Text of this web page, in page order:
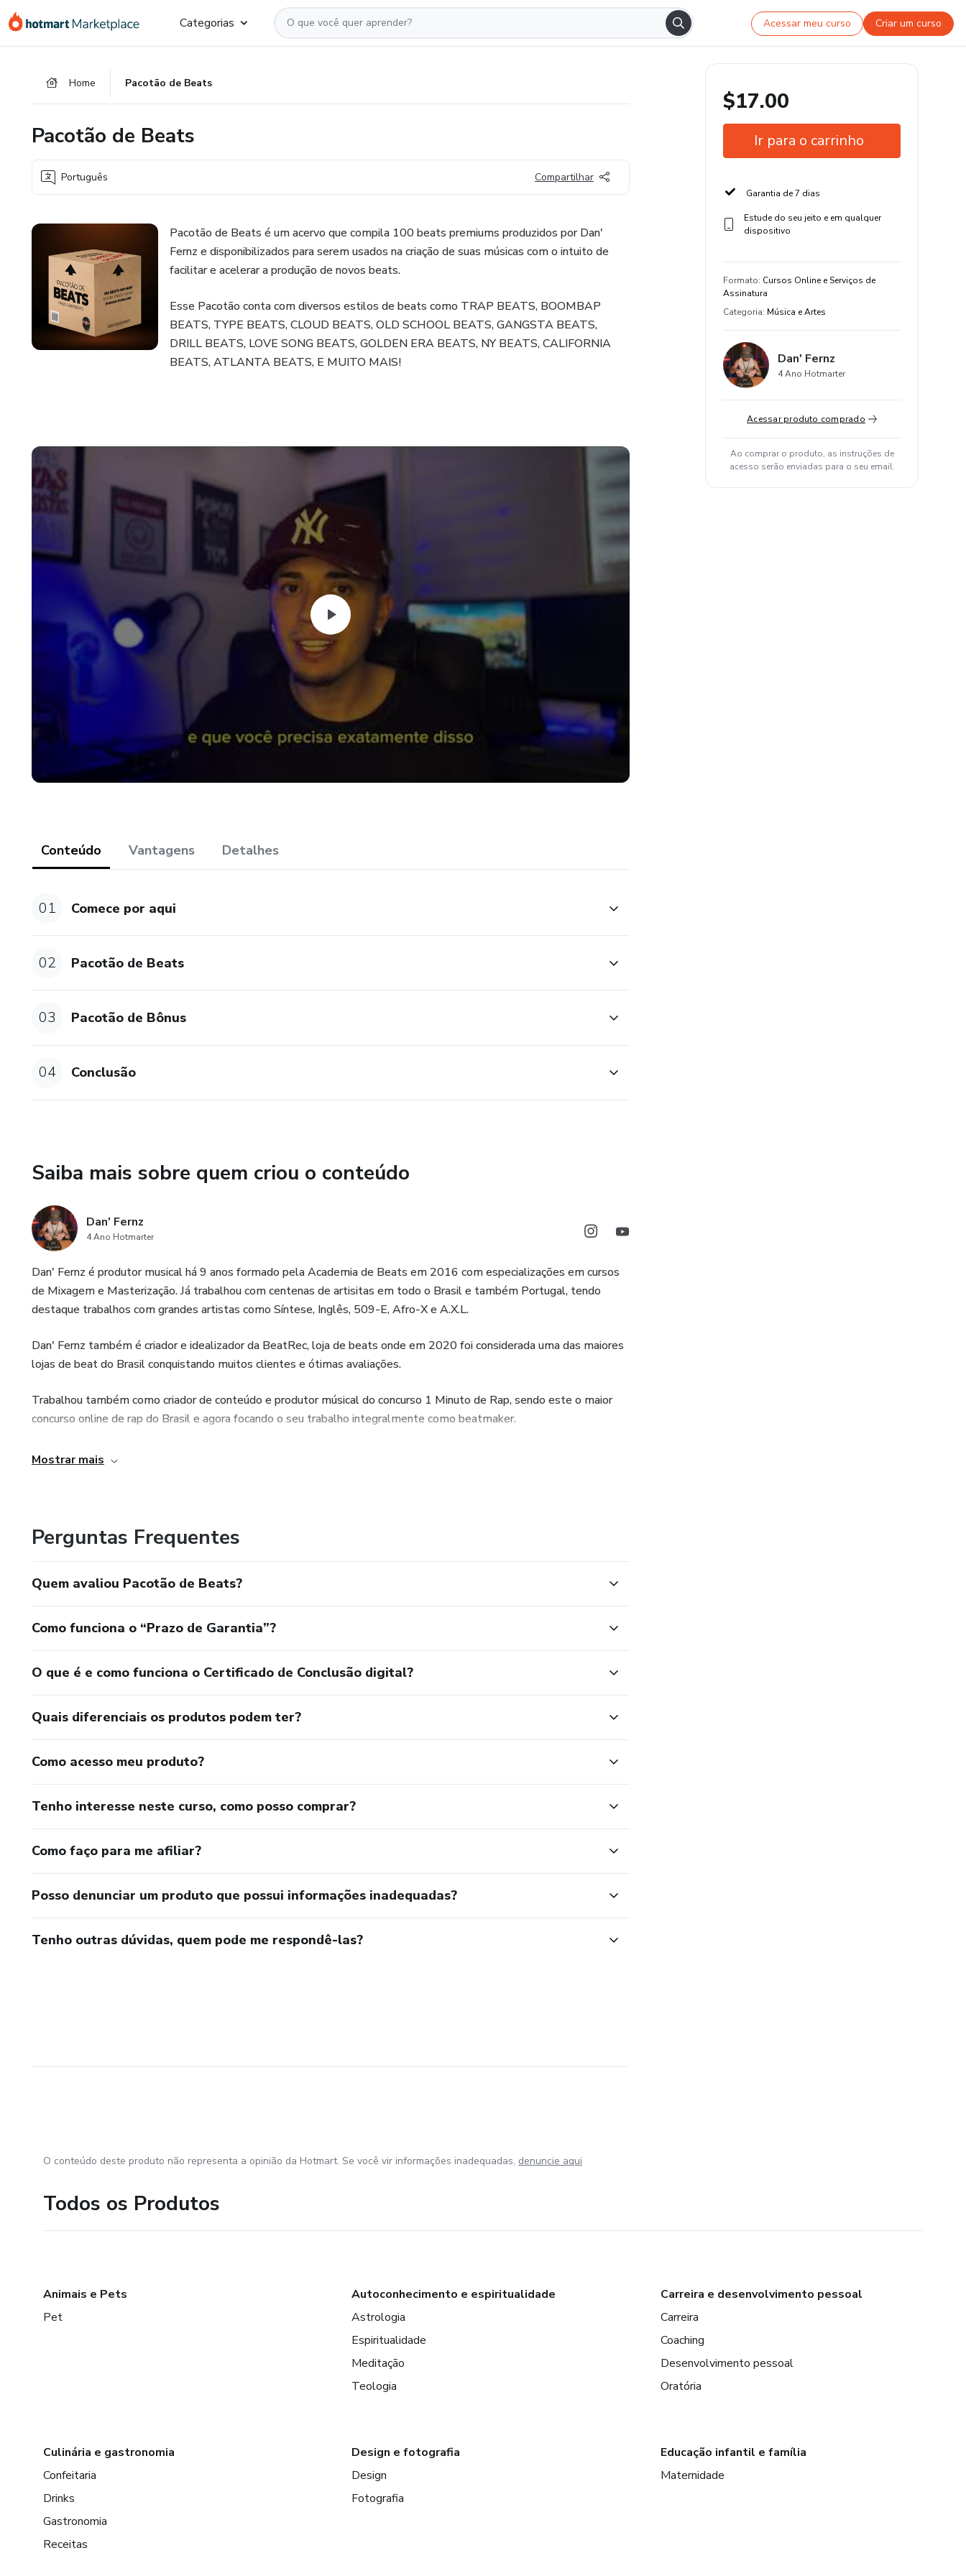
para
para
para
Categorias Acessar meu curso Criar um curso
Home Pacotão de Beats
Pacotão de Beats
Português Compartilhar
Pacotão de Beats é um acervo que compila 100 beats premiums produzidos por Dan'
Fernz e disponibilizados para serem usados na criação de suas músicas com o intuito de
facilitar e acelerar a produção de novos beats.
Esse Pacotão conta com diversos estilos de beats como TRAP BEATS, BOOMBAP
BEATS, TYPE BEATS, CLOUD BEATS, OLD SCHOOL BEATS, GANGSTA BEATS,
DRILL BEATS, LOVE SONG BEATS, GOLDEN ERA BEATS, NY BEATS, CALIFORNIA
BEATS, ATLANTA BEATS, E MUITO MAIS!
Conteúdo Vantagens Detalhes
01 Comece por aqui
02 Pacotão de Beats
03 Pacotão de Bônus
04 Conclusão
Saiba mais sobre quem criou o conteúdo
Dan' Fernz
4 Ano Hotmarter
Dan' Fernz é produtor musical há 9 anos formado pela Academia de Beats em 2016 com especializações em cursos
de Mixagem e Masterização. Já trabalhou com centenas de artisitas em todo o Brasil e também Portugal, tendo
destaque trabalhos com grandes artistas como Síntese, Inglês, 509-E, Afro-X e A.X.L.
Dan' Fernz também é criador e idealizador da BeatRec, loja de beats onde em 2020 foi considerada uma das maiores
lojas de beat do Brasil conquistando muitos clientes e ótimas avaliações.
Trabalhou também como criador de conteúdo e produtor músical do concurso 1 Minuto de Rap, sendo este o maior
concurso online de rap do Brasil e agora focando o seu trabalho integralmente como beatmaker.
Mostrar mais
Perguntas Frequentes
Quem avaliou Pacotão de Beats?
Como funciona o “Prazo de Garantia”?
O que é e como funciona o Certificado de Conclusão digital?
Quais diferenciais os produtos podem ter?
Como acesso meu produto?
Tenho interesse neste curso, como posso comprar?
Como faço para me afiliar?
Posso denunciar um produto que possui informações inadequadas?
Tenho outras dúvidas, quem pode me respondê-las?
$17.00
Ir para o carrinho
Garantia de 7 dias
Estude do seu jeito e em qualquer
dispositivo
Formato: Cursos Online e Serviços de
Assinatura
Categoria: Música e Artes
Dan' Fernz
4 Ano Hotmarter
Acessar produto comprado
Ao comprar o produto, as instruções de
acesso serão enviadas para o seu email.
O conteúdo deste produto não representa a opinião da Hotmart. Se você vir informações inadequadas, denuncie aqui
Todos os Produtos
Animais e Pets
Pet
Autoconhecimento e espiritualidade
Astrologia
Espiritualidade
Meditação
Teologia
Carreira e desenvolvimento pessoal
Carreira
Coaching
Desenvolvimento pessoal
Oratória
Culinária e gastronomia
Confeitaria
Drinks
Gastronomia
Receitas
Design e fotografia
Design
Fotografia
Educação infantil e família
Maternidade